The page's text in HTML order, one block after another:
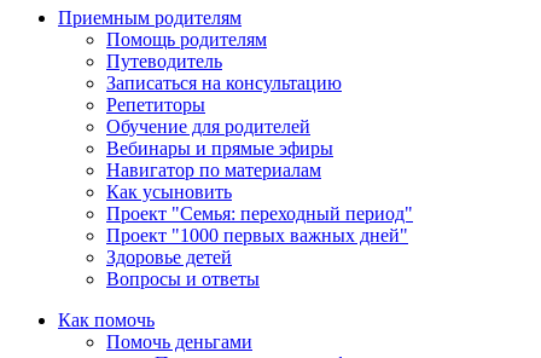
Приемным родителям
Помощь родителям
Путеводитель
Записаться на консультацию
Репетиторы
Обучение для родителей
Вебинары и прямые эфиры
Навигатор по материалам
Как усыновить
Проект "Семья: переходный период"
Проект "1000 первых важных дней"
Здоровье детей
Вопросы и ответы
Как помочь
Помочь деньгами